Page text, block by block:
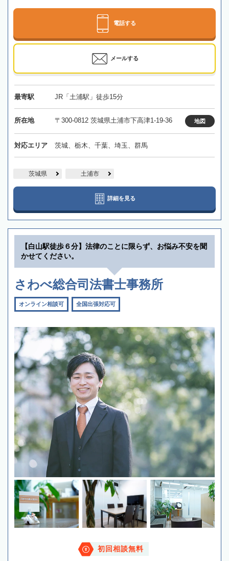
電話する
メールする
最寄駅 JR「土浦駅」徒歩15分
所在地 〒300-0812 茨城県土浦市下高津1-19-36 地図
対応エリア 茨城、栃木、千葉、埼玉、群馬
茨城県 土浦市
詳細を見る
【白山駅徒歩６分】法律のことに限らず、お悩み不安を聞
かせてください。
さわべ総合司法書士事務所
オンライン相談可 全国出張対応可
初回相談無料